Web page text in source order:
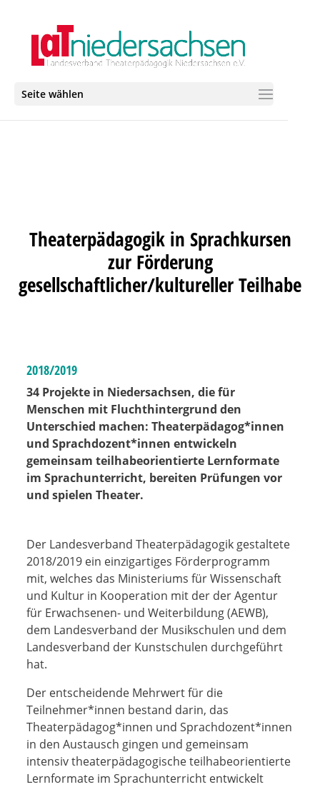
Seite wählen
Theaterpädagogik in Sprachkursen
zur Förderung
gesellschaftlicher/kultureller Teilhabe
2018/2019
34 Projekte in Niedersachsen, die für
Menschen mit Fluchthintergrund den
Unterschied machen: Theaterpädagog*innen
und Sprachdozent*innen entwickeln
gemeinsam teilhabeorientierte Lernformate
im Sprachunterricht, bereiten Prüfungen vor
und spielen Theater.
Der Landesverband Theaterpädagogik gestaltete
2018/2019 ein einzigartiges Förderprogramm
mit, welches das Ministeriums für Wissenschaft
und Kultur in Kooperation mit der der Agentur
für Erwachsenen- und Weiterbildung (AEWB),
dem Landesverband der Musikschulen und dem
Landesverband der Kunstschulen durchgeführt
hat.
Der entscheidende Mehrwert für die
Teilnehmer*innen bestand darin, das
Theaterpädagog*innen und Sprachdozent*innen
in den Austausch gingen und gemeinsam
intensiv theaterpädagogische teilhabeorientierte
Lernformate im Sprachunterricht entwickelt